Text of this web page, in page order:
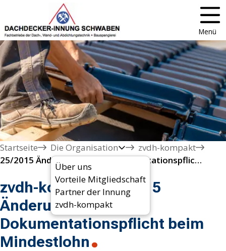
Menü
Startseite
Die Organisation
Über uns
Vorteile Mitgliedschaft
Partner der Innung
zvdh-kompakt
zvdh-kompakt
25/2015 Änderung bei der Dokumentationspflicht beim Mindestlohn
zvdh-kompakt 25/2015
Änderung bei der
Dokumentationspflicht beim
Mindestlohn